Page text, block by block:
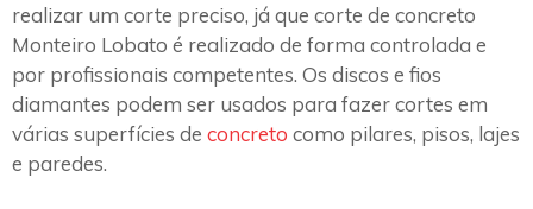
realizar um corte preciso, já que corte de concreto
Monteiro Lobato é realizado de forma controlada e
por profissionais competentes. Os discos e fios
diamantes podem ser usados para fazer cortes em
várias superfícies de concreto como pilares, pisos, lajes
e paredes.